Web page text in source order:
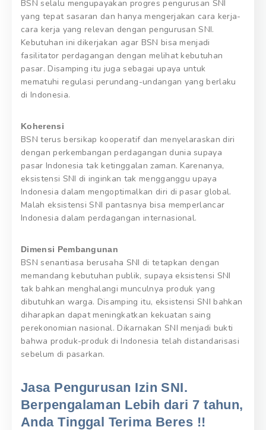
BSN selalu mengupayakan progres pengurusan SNI
yang tepat sasaran dan hanya mengerjakan cara kerja-
cara kerja yang relevan dengan pengurusan SNI.
Kebutuhan ini dikerjakan agar BSN bisa menjadi
fasilitator perdagangan dengan melihat kebutuhan
pasar. Disamping itu juga sebagai upaya untuk
mematuhi regulasi perundang-undangan yang berlaku
di Indonesia.
Koherensi
BSN terus bersikap kooperatif dan menyelaraskan diri
dengan perkembangan perdagangan dunia supaya
pasar Indonesia tak ketinggalan zaman. Karenanya,
eksistensi SNI di inginkan tak mengganggu upaya
Indonesia dalam mengoptimalkan diri di pasar global.
Malah eksistensi SNI pantasnya bisa memperlancar
Indonesia dalam perdagangan internasional.
Dimensi Pembangunan
BSN senantiasa berusaha SNI di tetapkan dengan
memandang kebutuhan publik, supaya eksistensi SNI
tak bahkan menghalangi munculnya produk yang
dibutuhkan warga. Disamping itu, eksistensi SNI bahkan
diharapkan dapat meningkatkan kekuatan saing
perekonomian nasional. Dikarnakan SNI menjadi bukti
bahwa produk-produk di Indonesia telah distandarisasi
sebelum di pasarkan.
Jasa Pengurusan Izin SNI.
Berpengalaman Lebih dari 7 tahun,
Anda Tinggal Terima Beres !!